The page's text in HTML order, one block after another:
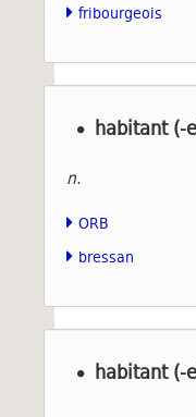
fribourgeois
habitant (-
n.
ORB
bressan
habitant (-